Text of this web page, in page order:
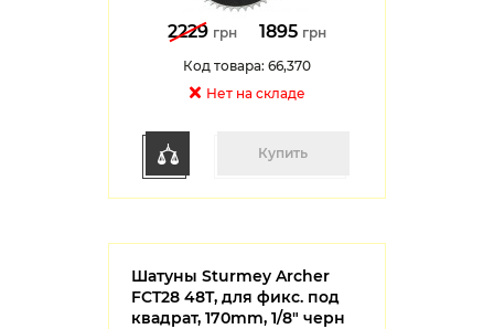
2229 грн 1895 грн
Код товара: 66,370
Нет на cкладе
Купить
Шатуны Sturmey Archer
FCT28 48T, для фикс. под
квадрат, 170mm, 1/8" черн